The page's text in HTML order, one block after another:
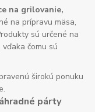
na grilovanie,
na prípravu mäsa,
sú určené na
čomu sú
širokú ponuku
párty